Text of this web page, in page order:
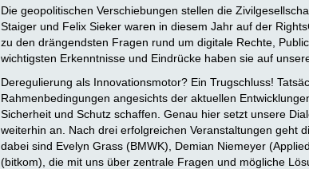
Die geopolitischen Verschiebungen stellen die
Staiger und Felix Sieker waren in diesem Jahr auf der
zu den drängendsten Fragen rund um digitale Rechte,
wichtigsten Erkenntnisse und Eindrücke haben sie auf
Deregulierung als Innovationsmotor? Ein Trugschluss!
Rahmenbedingungen angesichts der aktuellen
Sicherheit und Schutz schaffen. Genau hier setzt unsere
weiterhin an. Nach drei erfolgreichen Veranstaltungen geht
dabei sind Evelyn Grass (BMWK), Demian Niemeyer
(bitkom), die mit uns über zentrale Fragen und mögliche